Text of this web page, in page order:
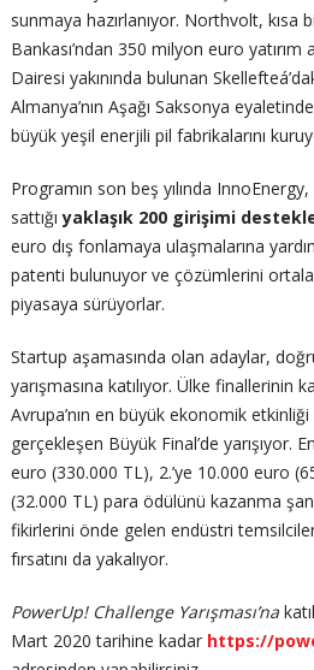
sunmaya hazırlanıyor. Northvolt, kısa
Bankası’ndan 350 milyon euro
Dairesi yakınında bulunan
Almanya’nın Aşağı Saksonya
büyük yeşil enerjili pil fabrikalarını
Programın son beş yılında
sattığıyaklaşık 200 girişimi
euro dış fonlamaya ulaşmalarına
patenti bulunuyor ve çözümlerini
piyasaya sürüyorlar.
Startup aşamasında olan adaylar,
yarışmasına katılıyor. Ülke finallerinin
Avrupa’nın en büyük ekonomik etkinliği
gerçekleşen Büyük Final’de yarışıyor.
euro (330.000 TL), 2.’ye 10.000 euro
(32.000 TL) para ödülünü kazanma
fikirlerini önde gelen endüstri
fırsatını da yakalıyor.
PowerUp! Challenge Yarışması’na
Mart 2020 tarihine kadar https://